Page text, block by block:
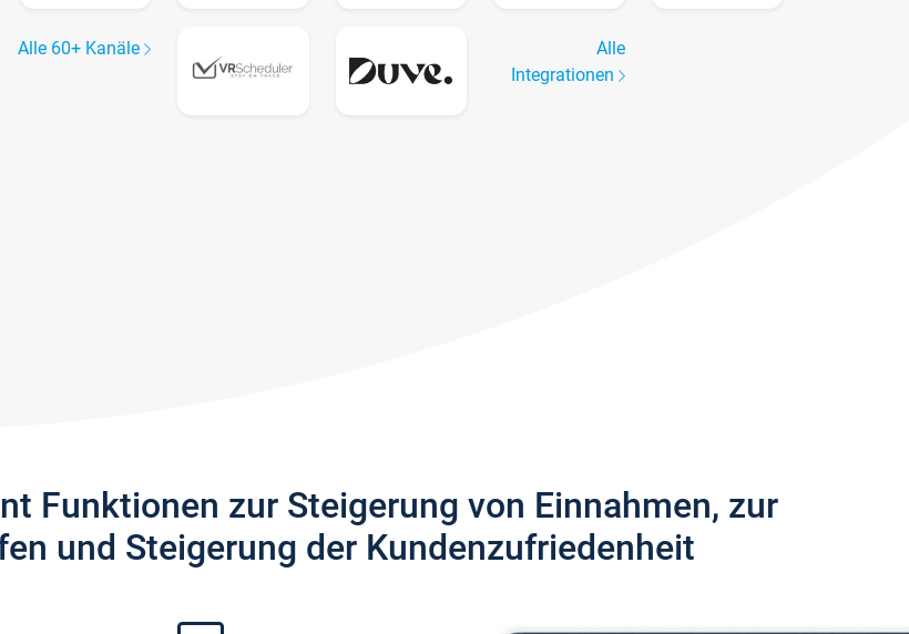
Alle 60+ Kanäle
Alle
Integrationen
Funktionen zur Steigerung von Einnahmen, zur
und Steigerung der Kundenzufriedenheit